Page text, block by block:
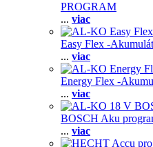
PROGRAM
... viac
Easy Flex -
... viac
Energy Flex -
... viac
BOSCH Aku
... viac